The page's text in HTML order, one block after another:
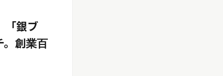
「銀ブ
。創業百